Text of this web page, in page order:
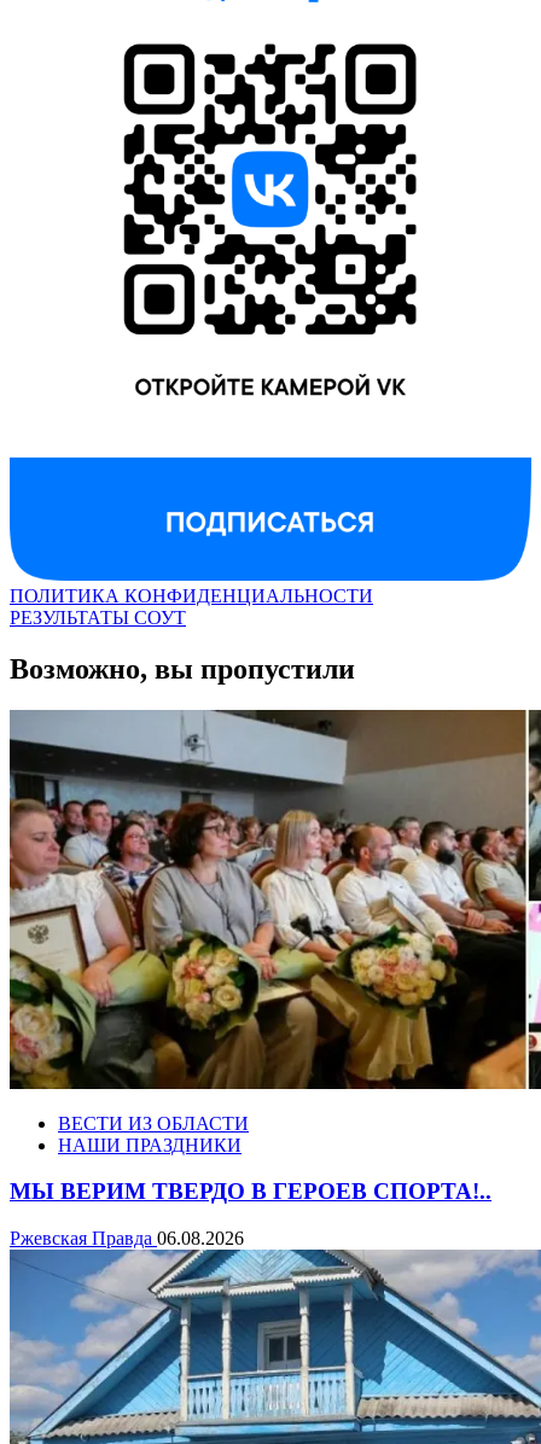
ПОЛИТИКА КОНФИДЕНЦИАЛЬНОСТИ
РЕЗУЛЬТАТЫ СОУТ
Возможно, вы пропустили
ВЕСТИ ИЗ ОБЛАСТИ
НАШИ ПРАЗДНИКИ
МЫ ВЕРИМ ТВЕРДО В ГЕРОЕВ СПОРТА!..
Ржевская Правда 06.08.2026